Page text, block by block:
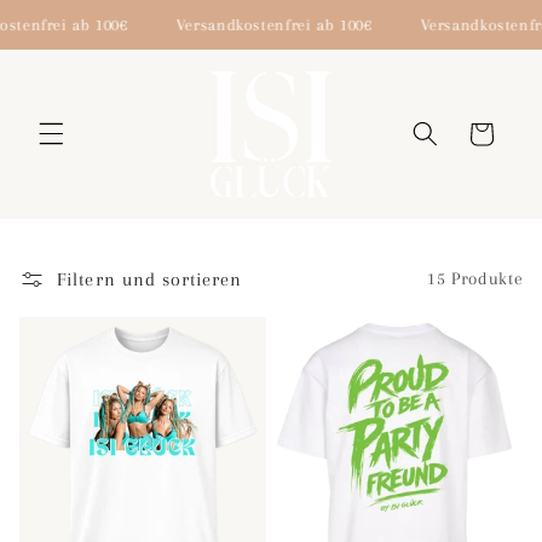
zum
Inhalt
ab 100€ Versandkostenfrei ab 100€
Warenkorb
Filtern und sortieren 15 Produkte